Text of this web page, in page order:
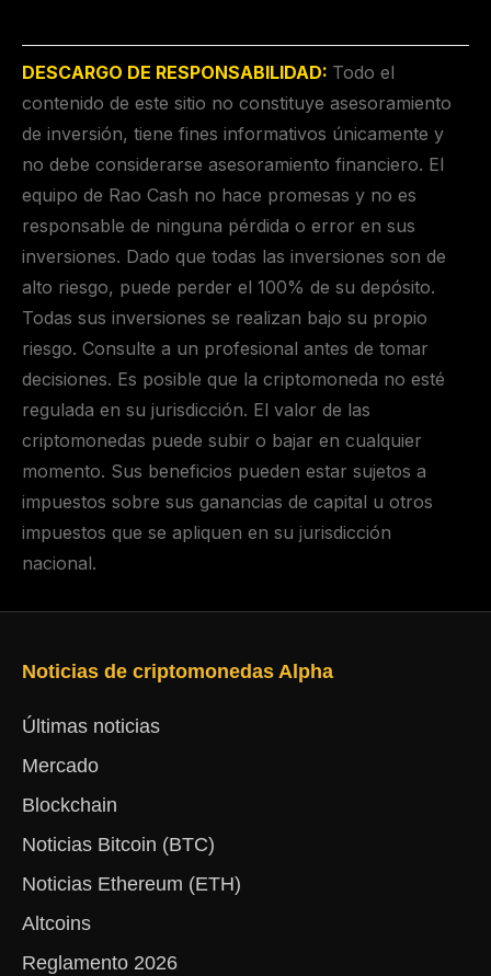
DESCARGO DE RESPONSABILIDAD: Todo el
contenido de este sitio no constituye asesoramiento
de inversión, tiene fines informativos únicamente y
no debe considerarse asesoramiento financiero. El
equipo de Rao Cash no hace promesas y no es
responsable de ninguna pérdida o error en sus
inversiones. Dado que todas las inversiones son de
alto riesgo, puede perder el 100% de su depósito.
Todas sus inversiones se realizan bajo su propio
riesgo. Consulte a un profesional antes de tomar
decisiones. Es posible que la criptomoneda no esté
regulada en su jurisdicción. El valor de las
criptomonedas puede subir o bajar en cualquier
momento. Sus beneficios pueden estar sujetos a
impuestos sobre sus ganancias de capital u otros
impuestos que se apliquen en su jurisdicción
nacional.
Noticias de criptomonedas Alpha
Últimas noticias
Mercado
Blockchain
Noticias Bitcoin (BTC)
Noticias Ethereum (ETH)
Altcoins
Reglamento 2026